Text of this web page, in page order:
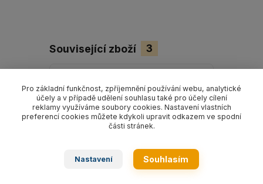
Související zboží 3
Pro základní funkčnost, zpříjemnění používání webu, analytické
účely a v případě udělení souhlasu také pro účely cílení
reklamy využíváme soubory cookies. Nastavení vlastních
preferencí cookies můžete kdykoli upravit odkazem ve spodní
části stránek.
Nastavení Souhlasím